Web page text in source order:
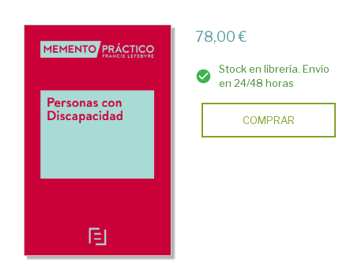
78,00 €
Stock en librería. Envío
en 24/48 horas
COMPRAR